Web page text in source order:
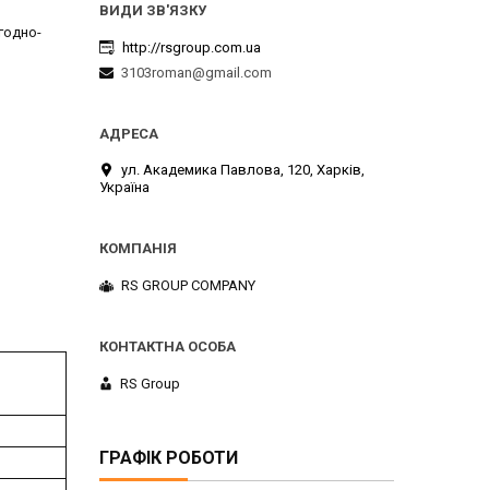
http://rsgroup.com.ua
3103roman@gmail.com
ул. Академика Павлова, 120, Харків,
Україна
RS GROUP COMPANY
RS Group
ГРАФІК РОБОТИ